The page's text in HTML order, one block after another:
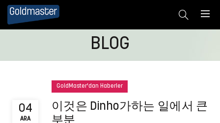
BLOG
04
ARA
GoldMaster'dan Haberler
이것은 Dinho가하는 일에서 큰
부분